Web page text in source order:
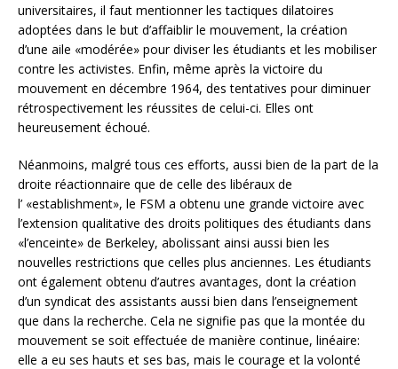
universitaires, il faut mentionner les tactiques dilatoires
adoptées dans le but d’affaiblir le mouvement, la création
d’une aile «modérée» pour diviser les étudiants et les mobiliser
contre les activistes. Enfin, même après la victoire du
mouvement en décembre 1964, des tentatives pour diminuer
rétrospectivement les réussites de celui-ci. Elles ont
heureusement échoué.
Néanmoins, malgré tous ces efforts, aussi bien de la part de la
droite réactionnaire que de celle des libéraux de
l’ «establishment», le FSM a obtenu une grande victoire avec
l’extension qualitative des droits politiques des étudiants dans
«l’enceinte» de Berkeley, abolissant ainsi aussi bien les
nouvelles restrictions que celles plus anciennes. Les étudiants
ont également obtenu d’autres avantages, dont la création
d’un syndicat des assistants aussi bien dans l’enseignement
que dans la recherche. Cela ne signifie pas que la montée du
mouvement se soit effectuée de manière continue, linéaire:
elle a eu ses hauts et ses bas, mais le courage et la volonté